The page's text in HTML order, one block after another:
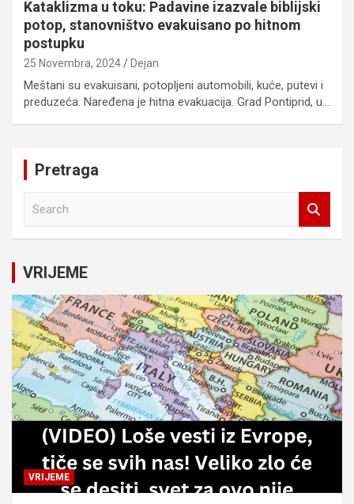
Kataklizma u toku: Padavine izazvale biblijski
potop, stanovništvo evakuisano po hitnom
postupku
25 Novembra, 2024 Dejan
Meštani su evakuisani, potopljeni automobili, kuće, putevi i
preduzeća. Naređena je hitna evakuacija. Grad Pontiprid, u…
Pretraga
c
h
VRIJEME
VRIJEME